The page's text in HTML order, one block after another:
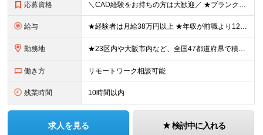
応募資格 ＼CAD経験をお持ちの方は大歓迎／ ★ブランクがある方・スキルアップしたい方もOK！ ■人物重視の採用 ■転職回数不問 ■学歴不問 ＼こんな方にピッタリです／ ◆今よりもっとスキルを磨きたい ◆機
給与 ★経験者は月給38万円以上 ★年収が前職より120万円アップした実績あり ★前職の給与を最大限に考慮します！ 【経験者】 ■月給38万円～80万円＋各種手当＋賞与年2回 【未経験者/首都圏】 ■月
勤務地 ★23区内や大阪市内など、全国47都道府県で積極採用中！ ★直行直帰OK◎ ★U・Iターン歓迎 ★会社都合の転勤なし！ ご家族の転勤などに合わせた勤務先の変更はOK◎ ★大阪・東京・名古屋・福岡への引
働き方 リモートワーク相談可能
残業時間 10時間以内
求人を見る 検討中に入れる